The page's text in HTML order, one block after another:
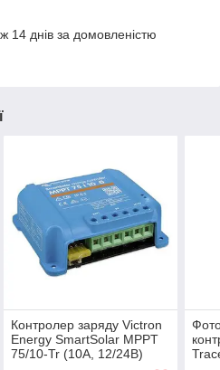
14 днів за домовленістю
Контролер заряду Victron
Energy SmartSolar MPPT
75/10-Tr (10A, 12/24В)